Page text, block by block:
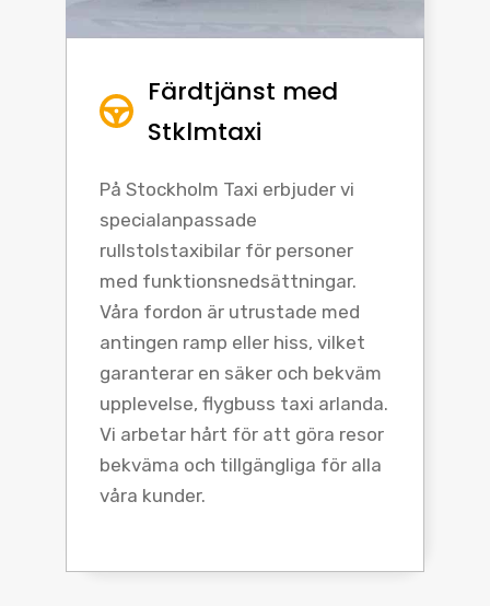
Färdtjänst med
Stklmtaxi
På Stockholm Taxi erbjuder vi
specialanpassade
rullstolstaxibilar för personer
med funktionsnedsättningar.
Våra fordon är utrustade med
antingen ramp eller hiss, vilket
garanterar en säker och bekväm
upplevelse, flygbuss taxi arlanda.
Vi arbetar hårt för att göra resor
bekväma och tillgängliga för alla
våra kunder.